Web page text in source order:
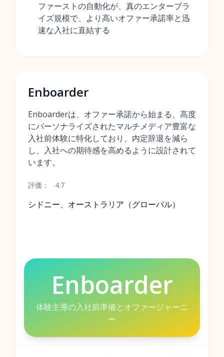
ファーストの自動化が、真のエンタープラ
イズ規模で、より高いオファー承諾率と迅
速な入社に直結する
Enboarder
Enboarderは、オファー承諾から始まる、高度
にパーソナライズされたマルチメディア豊富な
入社前体験に特化しており、内定辞退を減ら
し、入社への期待感を高めるように設計されて
います。
評価： 4.7
シドニー、オーストラリア（グローバル）
Enboarder
体験主導の入社前準備とオファージャーニ
ー